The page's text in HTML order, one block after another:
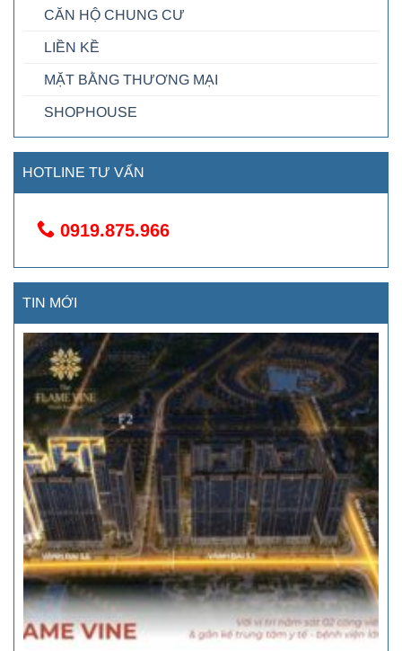
CĂN HỘ CHUNG CƯ
LIỀN KỀ
MẶT BẰNG THƯƠNG MẠI
SHOPHOUSE
HOTLINE TƯ VẤN
0919.875.966
TIN MỚI